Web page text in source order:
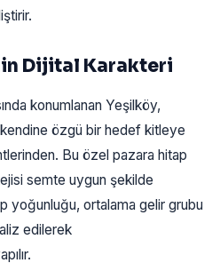
Dijital Karakteri
konumlanan Yeşilköy,
özgü bir hedef kitleye
Bu özel pazara hitap
semte uygun şekilde
yoğunluğu, ortalama gelir grubu
edilerek